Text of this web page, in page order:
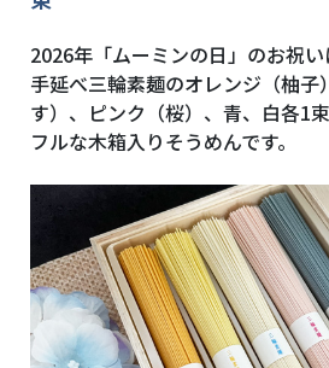
2026年「ムーミンの日」のお祝い
手延べ三輪素麺のオレンジ（柚子
す）、ピンク（桜）、青、白各1
フルな木箱入りそうめんです。